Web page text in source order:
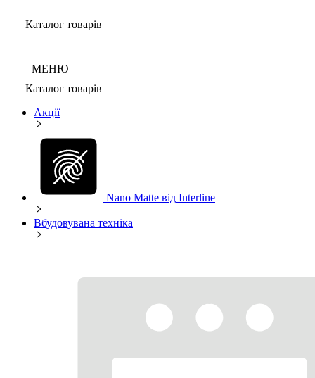
Каталог товарів
МЕНЮ
Каталог товарів
Акції
Nano Matte від Interline
Вбудовувана техніка